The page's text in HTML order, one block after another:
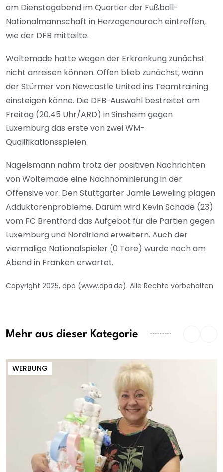
am Dienstagabend im Quartier der Fußball-
Nationalmannschaft in Herzogenaurach eintreffen,
wie der DFB mitteilte.
Woltemade hatte wegen der Erkrankung zunächst
nicht anreisen können. Offen blieb zunächst, wann
der Stürmer von Newcastle United ins Teamtraining
einsteigen könne. Die DFB-Auswahl bestreitet am
Freitag (20.45 Uhr/ARD) in Sinsheim gegen
Luxemburg das erste von zwei WM-
Qualifikationsspielen.
Nagelsmann nahm trotz der positiven Nachrichten
von Woltemade eine Nachnominierung in der
Offensive vor. Den Stuttgarter Jamie Leweling plagen
Adduktorenprobleme. Darum wird Kevin Schade (23)
vom FC Brentford das Aufgebot für die Partien gegen
Luxemburg und Nordirland erweitern. Auch der
viermalige Nationalspieler (0 Tore) wurde noch am
Abend in Franken erwartet.
Copyright 2025, dpa (www.dpa.de). Alle Rechte vorbehalten
Mehr aus dieser Kategorie
WERBUNG